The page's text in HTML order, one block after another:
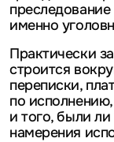
именно
Практически
строится
переписки,
по
и того, были
намерения